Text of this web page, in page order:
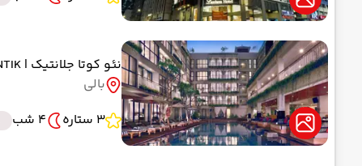
نئو کوتا جلانتیک | NEO KUTA JELANTIK
بالی
3 ستاره
4 شب